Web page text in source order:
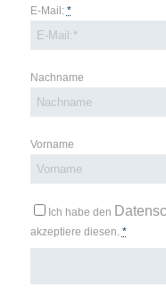
E-Mail: *
Nachname
Vorname
Ich habe den
akzeptiere diesen. *